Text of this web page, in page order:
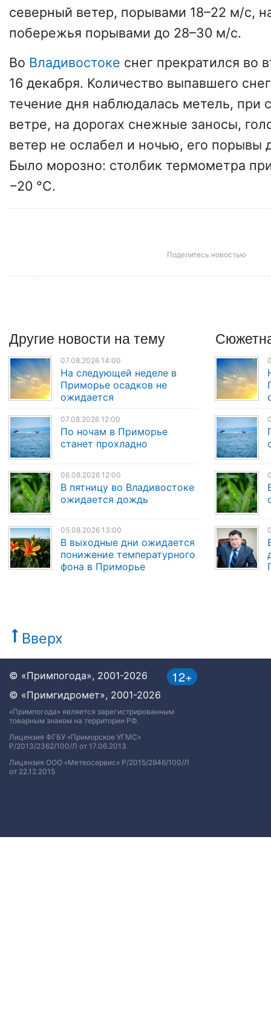
северный ветер, порывами 18–22 м/с,
побережья порывами до 28–30 м/с.
Во Владивостоке снег прекратился во
16 декабря. Количество выпавшего
течение дня наблюдалась метель, при
ветре, на дорогах снежные заносы,
ветер не ослабел и ночью, его порывы
Было морозно: столбик термометра
−20 °C.
Поделитесь новостью
Другие новости на тему
07.08.2026 14:00
На следующей неделе в
Приморье осадков не
ожидается
07.08.2026 12:00
По ночам в Приморье
станет прохладно
06.08.2026 12:00
В пятницу во Владивостоке
ожидается дождь
05.08.2026 13:00
В выходные дни ожидается
понижение температурного
фона в Приморье
Вверх
12+
© «Примпогода», 2001-2026
© «Примгидромет», 2001-2026
«Примпогода» является зарегистрированным
товарным знаком на территории РФ.
Лицензия ФГБУ «Приморское УГМС»
Р/2013/2362/100/Л от 17.06.2013
Лицензия ООО «Метеосервис» Р/2015/2946/100/Л
от 22.12.2015